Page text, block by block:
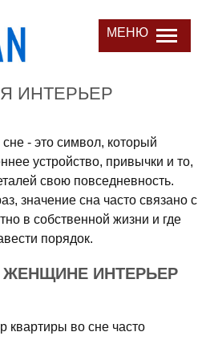
МЕНЮ
ИНТЕРЬЕР
- это символ, который
устройство, привычки и то,
свою повседневность.
значение сна часто связано с
в собственной жизни и где
порядок.
ЖЕНЩИНЕ ИНТЕРЬЕР
во сне часто